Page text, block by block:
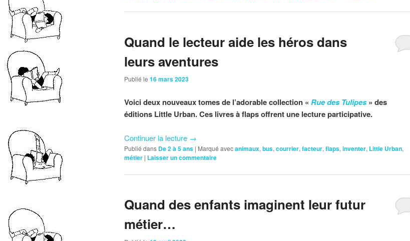
Quand le lecteur aide les héros dans
leurs aventures
Publié le 16 mars 2023
Voici deux nouveaux tomes de l’adorable collection « Rue des Tulipes» des
éditions Little Urban. Ces livres à flaps offrent une lecture participative.
Continuer la lecture →
Publié dans De 2 à 5 ans | Marqué avecanimaux, bus, courrier, facteur, flaps, inventer, Little Urban,
métier | Laisser un commentaire
Quand des enfants imaginent leur futur
métier…